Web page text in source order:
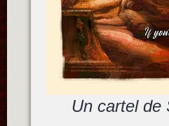
Un cartel de